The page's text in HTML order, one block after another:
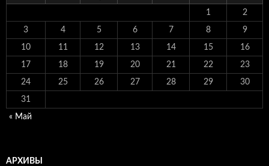
1 2
3 4 5 6 7 8 9
10 11 12 13 14 15 16
17 18 19 20 21 22 23
24 25 26 27 28 29 30
31
« Май
АРХИВЫ